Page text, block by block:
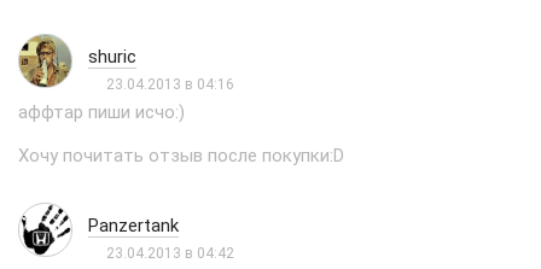
shuric
23.04.2013 в 04:16
аффтар пиши исчо:)
Хочу почитать отзыв после покупки:D
Panzertank
23.04.2013 в 04:42